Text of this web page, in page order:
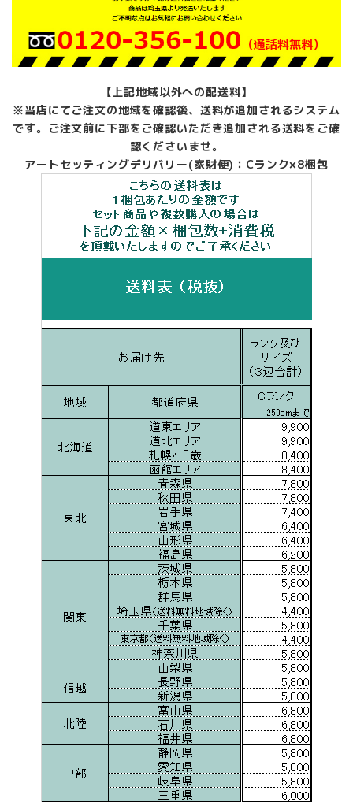
【上記地域以外への配送料】
※当店にてご注文の地域を確認後、送料が追加されるシステム
です。ご注文前に下部をご確認いただき追加される送料をご確
認くださいませ。
アートセッティングデリバリー(家財便)：Cランク×8梱包